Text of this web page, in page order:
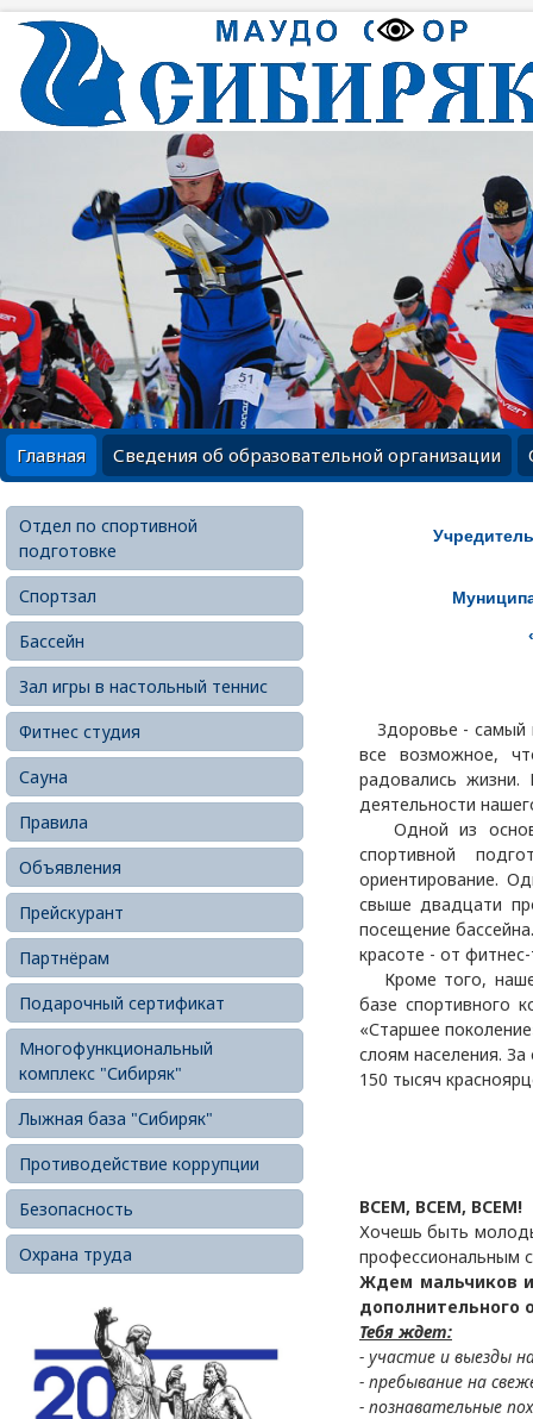
Главная Сведения об образовательной организации
Отдел по спортивной
подготовке
Спортзал
Бассейн
Зал игры в настольный теннис
Фитнес студия
Сауна
Правила
Объявления
Прейскурант
Партнёрам
Подарочный сертификат
Многофункциональный
комплекс "Сибиряк"
Лыжная база "Сибиряк"
Противодействие коррупции
Безопасность
Охрана труда
Здоровье - самый
все возможное,
радовались
деятельности
Одной из
спортивной
ориентирование.
свыше двадцати
посещение
красоте - от
Кроме того, наше
базе спортивного
«Старшее
слоям населения.
150 тысяч
ВСЕМ, ВСЕМ, ВСЕМ!
Хочешь быть
профессиональным
Ждем мальчиков
дополнительного
Тебя ждет:
- участие и выезды
- пребывание на
- познавательные